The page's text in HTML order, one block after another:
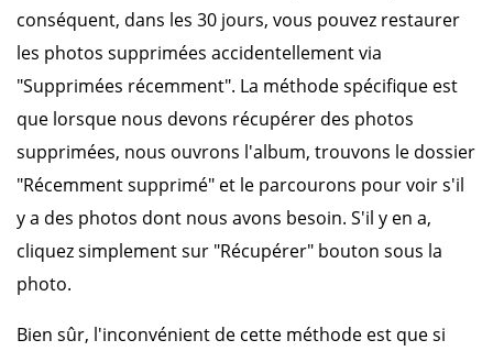
conséquent, dans les 30 jours, vous pouvez restaurer
les photos supprimées accidentellement via
"Supprimées récemment". La méthode spécifique est
que lorsque nous devons récupérer des photos
supprimées, nous ouvrons l'album, trouvons le dossier
"Récemment supprimé" et le parcourons pour voir s'il
y a des photos dont nous avons besoin. S'il y en a,
cliquez simplement sur "Récupérer" bouton sous la
photo.
Bien sûr, l'inconvénient de cette méthode est que si